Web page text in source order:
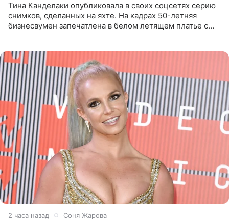
Тина Канделаки опубликовала в своих соцсетях серию
снимков, сделанных на яхте. На кадрах 50-летняя
бизнесвумен запечатлена в белом летящем платье с
2 часа назад Соня Жарова